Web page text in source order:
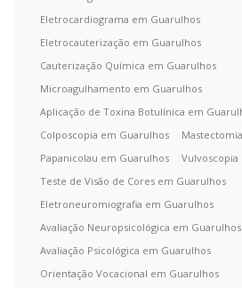
Eletrocardiograma em Guarulhos
Eletrocauterização em Guarulhos
Cauterização Química em Guarulhos
Microagulhamento em Guarulhos
Aplicação de Toxina Botulínica em
Colposcopia em Guarulhos
Papanicolau em Guarulhos
Teste de Visão de Cores em Guarulhos
Eletroneuromiografia em Guarulhos
Avaliação Neuropsicológica em Guarulhos
Avaliação Psicológica em Guarulhos
Orientação Vocacional em Guarulhos